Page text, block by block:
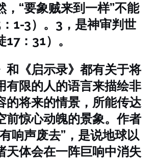
，“要象贼来到一样”不能
1-3）。3，是神审判世
：31）。
和《启示录》都有关于将
有限的人的语言来描绘非
的将来的情景，所能传达
前惊心动魄的景象。作者
响声废去”，是说地球以
天体会在一阵巨响中消失